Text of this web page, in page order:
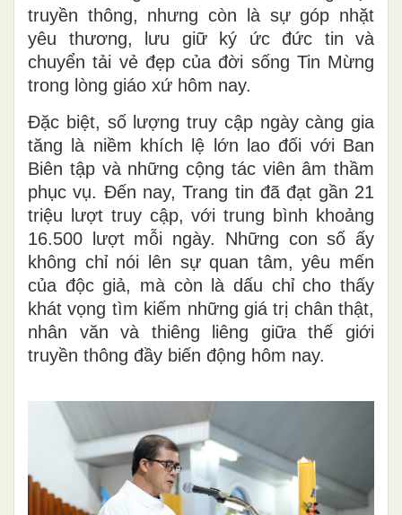
truyền thông, nhưng còn là sự góp nhặt
yêu thương, lưu giữ ký ức đức tin và
chuyển tải vẻ đẹp của đời sống Tin Mừng
trong lòng giáo xứ hôm nay.
Đặc biệt, số lượng truy cập ngày càng gia
tăng là niềm khích lệ lớn lao đối với Ban
Biên tập và những cộng tác viên âm thầm
phục vụ. Đến nay, Trang tin đã đạt gần 21
triệu lượt truy cập, với trung bình khoảng
16.500 lượt mỗi ngày. Những con số ấy
không chỉ nói lên sự quan tâm, yêu mến
của độc giả, mà còn là dấu chỉ cho thấy
khát vọng tìm kiếm những giá trị chân thật,
nhân văn và thiêng liêng giữa thế giới
truyền thông đầy biến động hôm nay.